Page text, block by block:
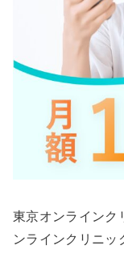
東京オンラインク
ンラインクリニッ